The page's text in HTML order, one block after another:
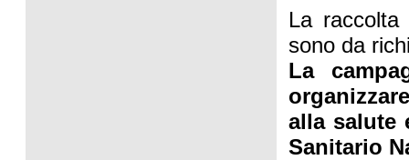
La
sono da
La
alla salute
Sanitario